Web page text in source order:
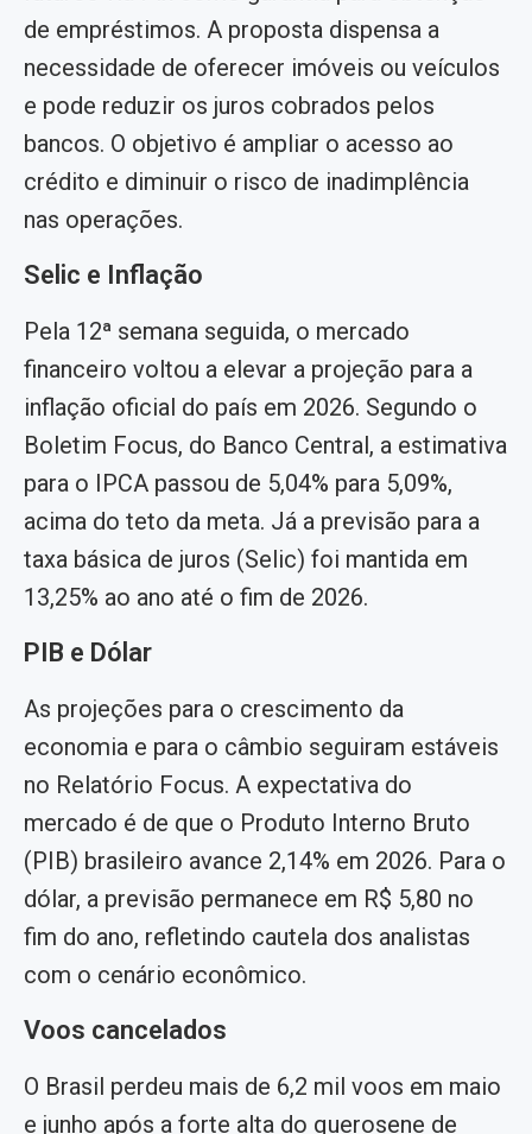
de empréstimos. A proposta dispensa a
necessidade de oferecer imóveis ou veículos
e pode reduzir os juros cobrados pelos
bancos. O objetivo é ampliar o acesso ao
crédito e diminuir o risco de inadimplência
nas operações.
Selic e Inflação
Pela 12ª semana seguida, o mercado
financeiro voltou a elevar a projeção para a
inflação oficial do país em 2026. Segundo o
Boletim Focus, do Banco Central, a estimativa
para o IPCA passou de 5,04% para 5,09%,
acima do teto da meta. Já a previsão para a
taxa básica de juros (Selic) foi mantida em
13,25% ao ano até o fim de 2026.
PIB e Dólar
As projeções para o crescimento da
economia e para o câmbio seguiram estáveis
no Relatório Focus. A expectativa do
mercado é de que o Produto Interno Bruto
(PIB) brasileiro avance 2,14% em 2026. Para o
dólar, a previsão permanece em R$ 5,80 no
fim do ano, refletindo cautela dos analistas
com o cenário econômico.
Voos cancelados
O Brasil perdeu mais de 6,2 mil voos em maio
e junho após a forte alta do querosene de